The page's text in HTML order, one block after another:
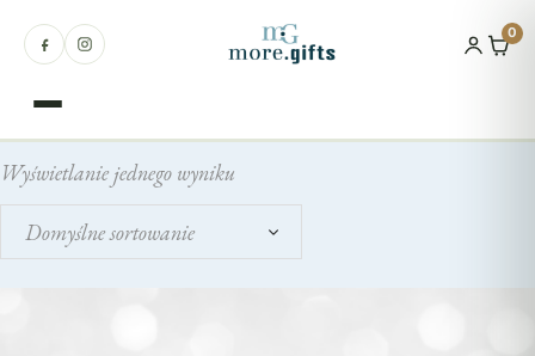
0
Produkty
Okazje
Wyświetlanie jednego wyniku
Domyślne sortowanie